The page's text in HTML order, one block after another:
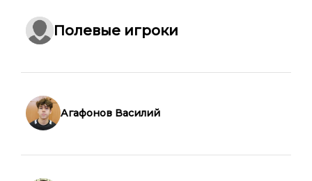
Полевые игроки
Агафонов Василий